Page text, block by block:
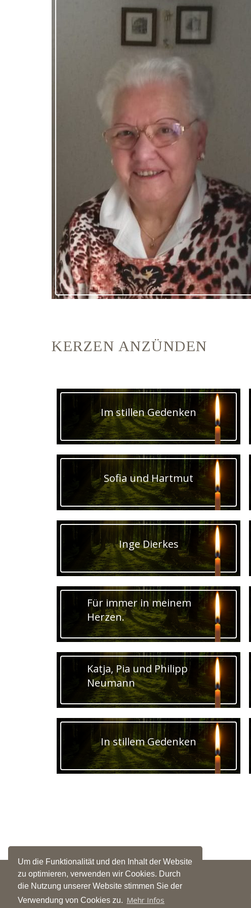
Um die Funktionalität und den Inhalt der Website
zu optimieren, verwenden wir Cookies. Durch
die Nutzung unserer Website stimmen Sie der
Verwendung von Cookies zu. Mehr Infos
KERZEN ANZÜNDEN
Im stillen Gedenken
Sofia und Hartmut
Inge Dierkes
Für immer in meinem
Herzen.
Katja, Pia und Philipp
Neumann
In stillem Gedenken
BESTATTUNGEN TILLI